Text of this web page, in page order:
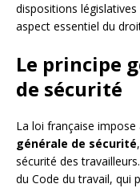
dispositions
aspect essentiel du
Le principe
de sécurité
La loi française
générale de sécurité
sécurité des
du Code du travail, qui